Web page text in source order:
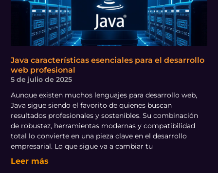
Java características esenciales para el desarrollo
web profesional
5 de julio de 2025
Aunque existen muchos lenguajes para desarrollo web,
Java sigue siendo el favorito de quienes buscan
resultados profesionales y sostenibles. Su combinación
de robustez, herramientas modernas y compatibilidad
total lo convierte en una pieza clave en el desarrollo
empresarial. Lo que sigue va a cambiar tu
Leer más